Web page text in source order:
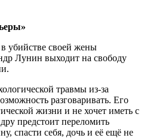
убийстве своей жены
Лунин выходит на свободу
травмы из-за
разговаривать. Его
жизни и не хочет иметь с
предстоит переломить
спасти себя, дочь и её ещё не